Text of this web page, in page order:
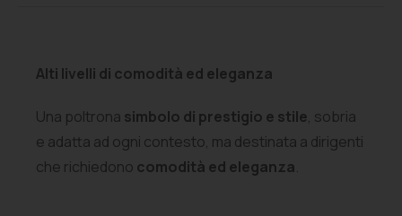
Alti livelli di comodità ed eleganza
Una poltrona simbolo di prestigio e stile, sobria
e adatta ad ogni contesto, ma destinata a dirigenti
che richiedono comodità ed eleganza.